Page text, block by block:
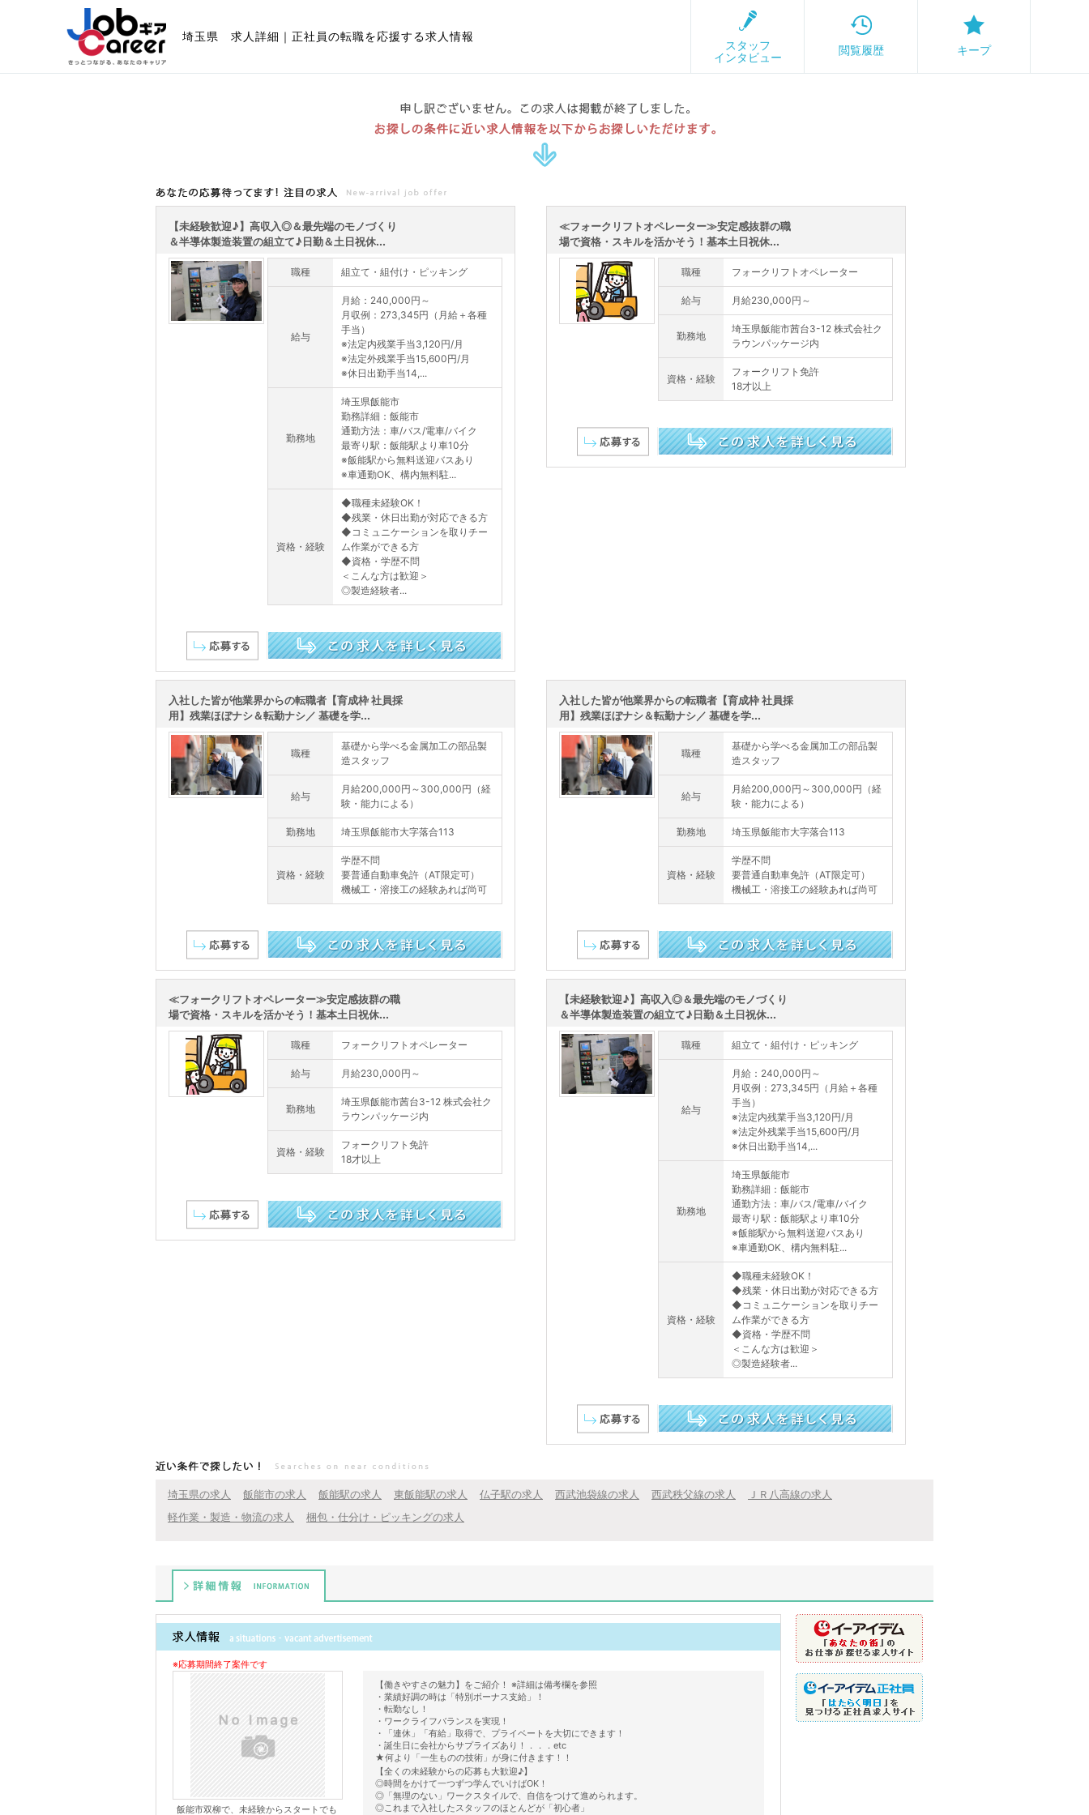
埼玉県 求人詳細｜正社員の転職を応援する求人情報
スタッフ
インタビュー
閲覧履歴 キープ
あなたの応募待ってます!注目の求人
【未経験歓迎♪】高収入◎＆最先端のモノづくり
＆半導体製造装置の組立て♪日勤＆土日祝休...
職種 組立て・組付け・ピッキング
給与
月給：240,000円～
月収例：273,345円（月給＋各種
手当）
※法定内残業手当3,120円/月
※法定外残業手当15,600円/月
※休日出勤手当14,...
勤務地
埼玉県飯能市
勤務詳細：飯能市
通勤方法：車/バス/電車/バイク
最寄り駅：飯能駅より車10分
※飯能駅から無料送迎バスあり
※車通勤OK、構内無料駐...
資格・経験
◆職種未経験OK！
◆残業・休日出勤が対応できる方
◆コミュニケーションを取りチー
ム作業ができる方
◆資格・学歴不問
＜こんな方は歓迎＞
◎製造経験者...
≪フォークリフトオペレーター≫安定感抜群の職
場で資格・スキルを活かそう！基本土日祝休...
職種 フォークリフトオペレーター
給与 月給230,000円～
勤務地
埼玉県飯能市茜台3-12 株式会社ク
ラウンパッケージ内
資格・経験
フォークリフト免許
18才以上
入社した皆が他業界からの転職者【育成枠 社員採
用】残業ほぼナシ＆転勤ナシ／ 基礎を学...
職種
基礎から学べる金属加工の部品製
造スタッフ
給与
月給200,000円～300,000円（経
験・能力による）
勤務地 埼玉県飯能市大字落合113
資格・経験
学歴不問
要普通自動車免許（AT限定可）
機械工・溶接工の経験あれば尚可
入社した皆が他業界からの転職者【育成枠 社員採
用】残業ほぼナシ＆転勤ナシ／ 基礎を学...
職種
基礎から学べる金属加工の部品製
造スタッフ
給与
月給200,000円～300,000円（経
験・能力による）
勤務地 埼玉県飯能市大字落合113
資格・経験
学歴不問
要普通自動車免許（AT限定可）
機械工・溶接工の経験あれば尚可
≪フォークリフトオペレーター≫安定感抜群の職
場で資格・スキルを活かそう！基本土日祝休...
職種 フォークリフトオペレーター
給与 月給230,000円～
勤務地
埼玉県飯能市茜台3-12 株式会社ク
ラウンパッケージ内
資格・経験
フォークリフト免許
18才以上
【未経験歓迎♪】高収入◎＆最先端のモノづくり
＆半導体製造装置の組立て♪日勤＆土日祝休...
職種 組立て・組付け・ピッキング
給与
月給：240,000円～
月収例：273,345円（月給＋各種
手当）
※法定内残業手当3,120円/月
※法定外残業手当15,600円/月
※休日出勤手当14,...
勤務地
埼玉県飯能市
勤務詳細：飯能市
通勤方法：車/バス/電車/バイク
最寄り駅：飯能駅より車10分
※飯能駅から無料送迎バスあり
※車通勤OK、構内無料駐...
資格・経験
◆職種未経験OK！
◆残業・休日出勤が対応できる方
◆コミュニケーションを取りチー
ム作業ができる方
◆資格・学歴不問
＜こんな方は歓迎＞
◎製造経験者...
埼玉県の求人 飯能市の求人 飯能駅の求人 東飯能駅の求人 仏子駅の求人 西武池袋線の求人 西武秩父線の求人
ＪＲ八高線の求人
軽作業・製造・物流の求人
梱包・仕分け・ピッキングの求人
※応募期間終了案件です
飯能市双柳で、未経験からスタートでも
【働きやすさの魅力】をご紹介！ ※詳細は備考欄を参照
・業績好調の時は「特別ボーナス支給」！
・転勤なし！
・ワークライフバランスを実現！
・「連休」「有給」取得で、プライベートを大切にできます！
・誕生日に会社からサプライズあり！．．．etc
★何より「一生ものの技術」が身に付きます！！
【全くの未経験からの応募も大歓迎♪】
◎時間をかけて一つずつ学んでいけばOK！
◎「無理のない」ワークスタイルで、自信をつけて進められます。
◎これまで入社したスタッフのほとんどが「初心者」